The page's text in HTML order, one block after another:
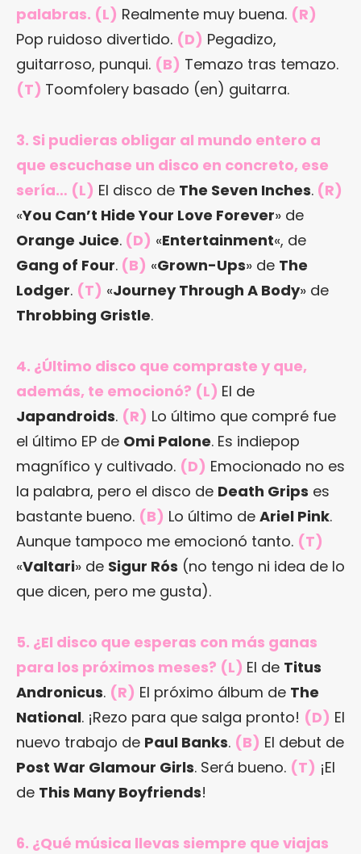
palabras. (L) Realmente muy buena. (R)
Pop ruidoso divertido. (D) Pegadizo,
guitarroso, punqui. (B) Temazo tras temazo.
(T) Toomfolery basado (en) guitarra.
3. Si pudieras obligar al mundo entero a
que escuchase un disco en concreto, ese
sería… (L) El disco de The Seven Inches. (R)
«You Can’t Hide Your Love Forever» de
Orange Juice. (D) «Entertainment«, de
Gang of Four. (B) «Grown-Ups» de The
Lodger. (T) «Journey Through A Body» de
Throbbing Gristle.
4. ¿Último disco que compraste y que,
además, te emocionó? (L) El de
Japandroids. (R) Lo último que compré fue
el último EP de Omi Palone. Es indiepop
magnífico y cultivado. (D) Emocionado no es
la palabra, pero el disco de Death Grips es
bastante bueno. (B) Lo último de Ariel Pink.
Aunque tampoco me emocionó tanto. (T)
«Valtari» de Sigur Rós (no tengo ni idea de lo
que dicen, pero me gusta).
5. ¿El disco que esperas con más ganas
para los próximos meses? (L) El de Titus
Andronicus. (R) El próximo álbum de The
National. ¡Rezo para que salga pronto! (D) El
nuevo trabajo de Paul Banks. (B) El debut de
Post War Glamour Girls. Será bueno. (T) ¡El
de This Many Boyfriends!
6. ¿Qué música llevas siempre que viajas